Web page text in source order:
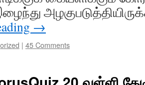
→
| 45 Comments